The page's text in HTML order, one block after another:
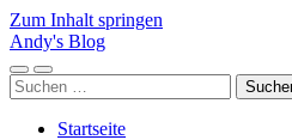
Zum Inhalt springen
Andy's Blog
Mobile-
Menü
Suchfeld
ein-/ausblenden
Suchen
nach:
Startseite